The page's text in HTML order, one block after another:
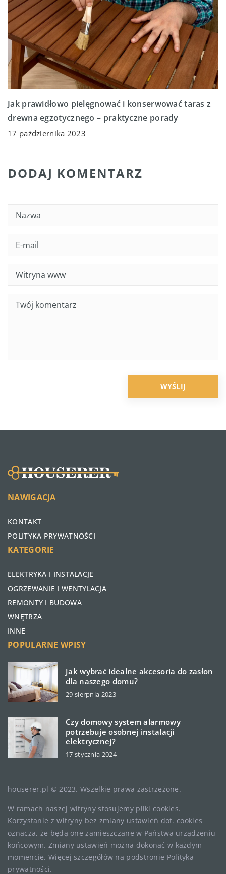
Jak prawidłowo pielęgnować i konserwować taras z
drewna egzotycznego – praktyczne porady
17 października 2023
DODAJ KOMENTARZ
NAWIGACJA
KONTAKT
POLITYKA PRYWATNOŚCI
KATEGORIE
ELEKTRYKA I INSTALACJE
OGRZEWANIE I WENTYLACJA
REMONTY I BUDOWA
WNĘTRZA
INNE
POPULARNE WPISY
Jak wybrać idealne akcesoria do zasłon
dla naszego domu?
29 sierpnia 2023
Czy domowy system alarmowy
potrzebuje osobnej instalacji
elektrycznej?
17 stycznia 2024
houserer.pl © 2023. Wszelkie prawa zastrzeżone.
W ramach naszej witryny stosujemy pliki cookies.
Korzystanie z witryny bez zmiany ustawień dot. cookies
oznacza, że będą one zamieszczane w Państwa urządzeniu
końcowym. Zmiany ustawień można dokonać w każdym
momencie. Więcej szczegółów na podstronie Polityka
prywatności.